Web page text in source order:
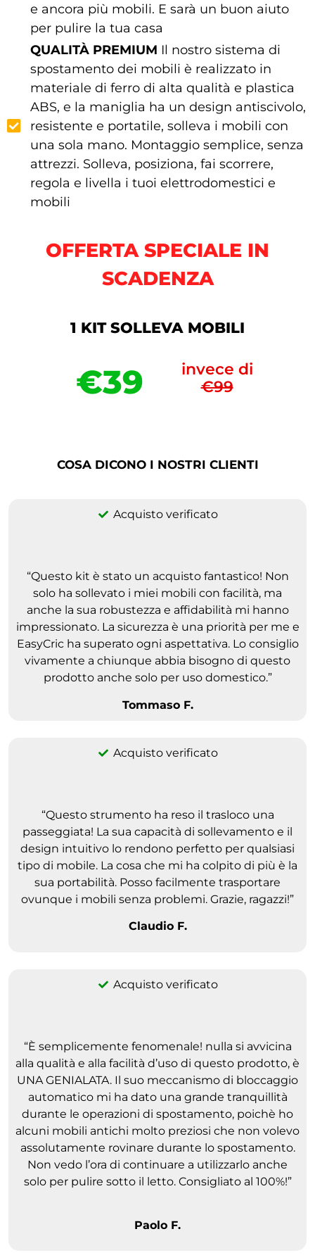
e ancora più mobili. E sarà un buon aiuto
per pulire la tua casa
QUALITÀ PREMIUM Il nostro sistema di
spostamento dei mobili è realizzato in
materiale di ferro di alta qualità e plastica
ABS, e la maniglia ha un design antiscivolo,
resistente e portatile, solleva i mobili con
una sola mano. Montaggio semplice, senza
attrezzi. Solleva, posiziona, fai scorrere,
regola e livella i tuoi elettrodomestici e
mobili
OFFERTA SPECIALE IN
SCADENZA
1 KIT SOLLEVA MOBILI
€39
invece di
€99
COSA DICONO I NOSTRI CLIENTI
Acquisto verificato
“Questo kit è stato un acquisto fantastico! Non
solo ha sollevato i miei mobili con facilità, ma
anche la sua robustezza e affidabilità mi hanno
impressionato. La sicurezza è una priorità per me e
EasyCric ha superato ogni aspettativa. Lo consiglio
vivamente a chiunque abbia bisogno di questo
prodotto anche solo per uso domestico.”
Tommaso F.
Acquisto verificato
“Questo strumento ha reso il trasloco una
passeggiata! La sua capacità di sollevamento e il
design intuitivo lo rendono perfetto per qualsiasi
tipo di mobile. La cosa che mi ha colpito di più è la
sua portabilità. Posso facilmente trasportare
ovunque i mobili senza problemi. Grazie, ragazzi!”
Claudio F.
Acquisto verificato
“È semplicemente fenomenale! nulla si avvicina
alla qualità e alla facilità d’uso di questo prodotto, è
UNA GENIALATA. Il suo meccanismo di bloccaggio
automatico mi ha dato una grande tranquillità
durante le operazioni di spostamento, poichè ho
alcuni mobili antichi molto preziosi che non volevo
assolutamente rovinare durante lo spostamento.
Non vedo l’ora di continuare a utilizzarlo anche
solo per pulire sotto il letto. Consigliato al 100%!”
Paolo F.